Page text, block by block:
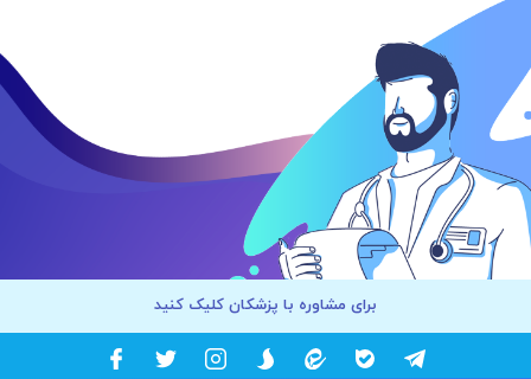
برای مشاوره با پزشکان کلیک کنید